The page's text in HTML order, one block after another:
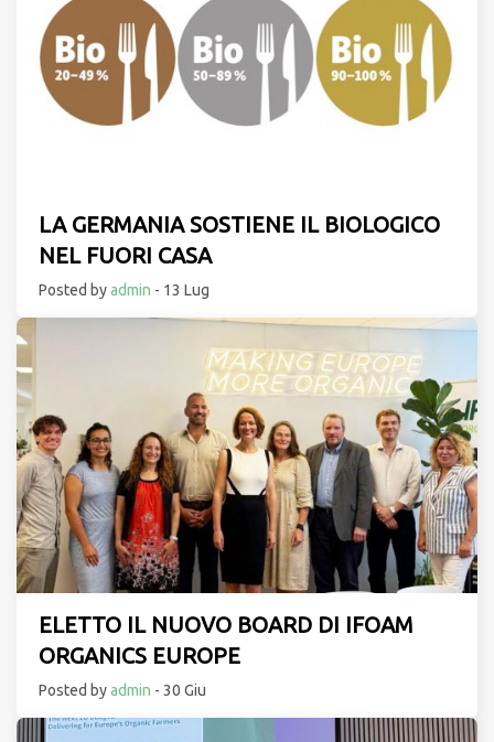
LA GERMANIA SOSTIENE IL BIOLOGICO
NEL FUORI CASA
Posted byadmin - 13 Lug
ELETTO IL NUOVO BOARD DI IFOAM
ORGANICS EUROPE
Posted byadmin - 30 Giu